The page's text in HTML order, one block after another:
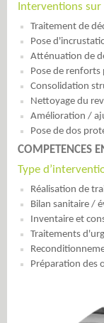
Interventions
Traitement de
Pose
Atténuation de
Pose de renforts
Consolidation
Nettoyage du
Amélioration /
Pose de dos
COMPETENCES
Type
Réalisation de
Bilan sanitaire /
Inventaire et
Traitements
Préparation des